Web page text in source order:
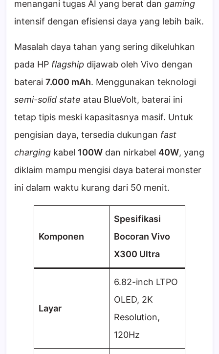
menangani tugas AI yang berat dan gaming
intensif dengan efisiensi daya yang lebih baik.
Masalah daya tahan yang sering dikeluhkan
pada HP flagship dijawab oleh Vivo dengan
baterai 7.000 mAh. Menggunakan teknologi
semi-solid state atau BlueVolt, baterai ini
tetap tipis meski kapasitasnya masif. Untuk
pengisian daya, tersedia dukungan fast
charging kabel 100W dan nirkabel 40W, yang
diklaim mampu mengisi daya baterai monster
ini dalam waktu kurang dari 50 menit.
Komponen
Spesifikasi
Bocoran Vivo
X300 Ultra
Layar
6.82-inch LTPO
OLED, 2K
Resolution,
120Hz